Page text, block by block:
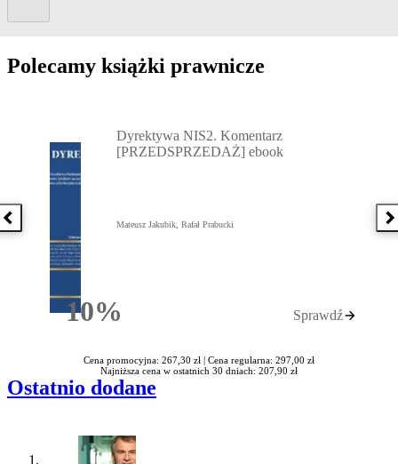
Polecamy książki prawnicze
Poprzednia książka
10%Rabatu
Dyrektywa NIS2. Komentarz
[PRZEDSPRZEDAŻ] ebook
Mateusz Jakubik, Rafał Prabucki
Sprawdź
Cena promocyjna: 267,30 zł | Cena regularna: 297,00 zł
Najniższa cena w ostatnich 30 dniach: 207,90 zł
Ostatnio dodane